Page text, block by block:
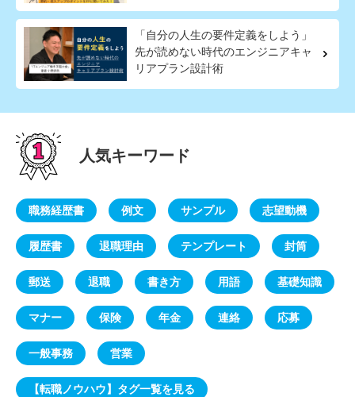
「自分の人生の要件定義をしよう」
先が読めない時代のエンジニアキャ
リアプラン設計術
人気キーワード
職務経歴書 例文 サンプル 志望動機
履歴書 退職理由 テンプレート 封筒
郵送 退職 書き方 用語 基礎知識
マナー 保険 年金 連絡 応募
一般事務 営業
【転職ノウハウ】タグ一覧を見る